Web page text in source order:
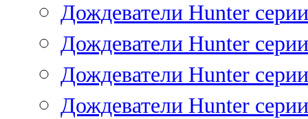
Дождеватели Hunter
Дождеватели Hunter
Дождеватели Hunter
Дождеватели Hunter